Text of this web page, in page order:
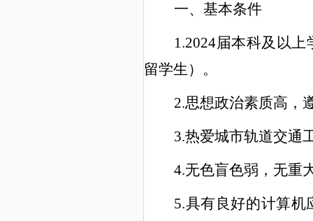
一、基本条件
1.2024届本科及以上
留学生）。
2.思想政治素质高，
3.热爱城市轨道交通
4.无色盲色弱，无重
5.具有良好的计算机